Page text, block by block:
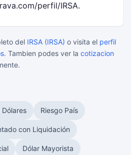
perfil/IRSA.
del IRSA (IRSA) o visita el perfil
. Tambien podes ver la cotizacion
Dólares Riesgo País
con Liquidación
Dólar Mayorista